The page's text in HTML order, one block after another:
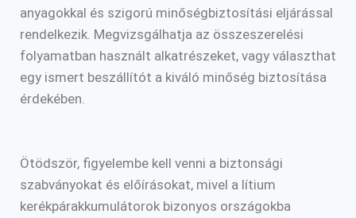
anyagokkal és szigorú minőségbiztosítási eljárással
rendelkezik. Megvizsgálhatja az összeszerelési
folyamatban használt alkatrészeket, vagy választhat
egy ismert beszállítót a kiváló minőség biztosítása
érdekében.
Ötödször, figyelembe kell venni a biztonsági
szabványokat és előírásokat, mivel a lítium
kerékpárakkumulátorok bizonyos országokba